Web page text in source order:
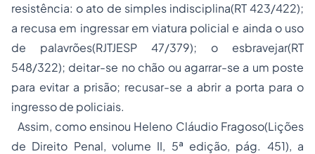
resistência: o ato de simples indisciplina(RT 423/422);
a recusa em ingressar em viatura policial e ainda o uso
de palavrões(RJTJESP 47/379); o esbravejar(RT
548/322); deitar-se no chão ou agarrar-se a um poste
para evitar a prisão; recusar-se a abrir a porta para o
ingresso de policiais.
Assim, como ensinou Heleno Cláudio Fragoso(Lições
de Direito Penal, volume II, 5ª edição, pág. 451), a